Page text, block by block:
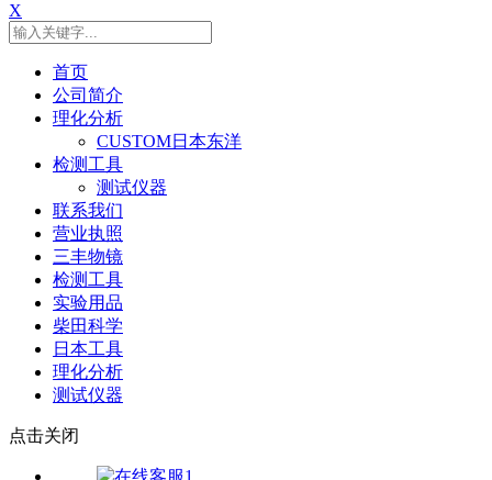
X
首页
公司简介
理化分析
CUSTOM日本东洋
检测工具
测试仪器
联系我们
营业执照
三丰物镜
检测工具
实验用品
柴田科学
日本工具
理化分析
测试仪器
点击关闭